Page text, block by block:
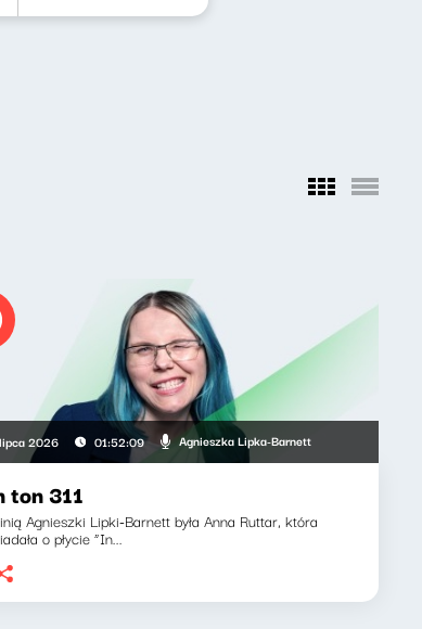
2026 01:52:09 Agnieszka Lipka-Barnett
ton 311
Agnieszki Lipki-Barnett była Anna Ruttar, która
o płycie “In...